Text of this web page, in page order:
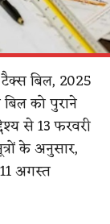
बिल, 2025
को पुराने
से 13 फरवरी
के अनुसार,
अगस्त